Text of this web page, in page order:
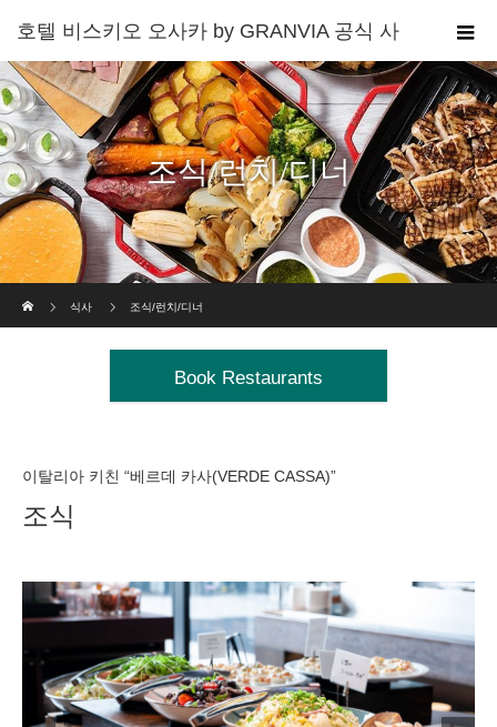
조식/런치/디너
식사
조식/런치/디너
Book Restaurants
이탈리아 키친 “베르데 카사(VERDE CASSA)”
조식